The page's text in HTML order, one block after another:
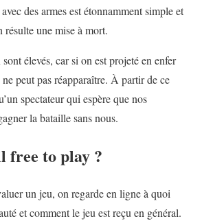
des armes est étonnamment simple et
résulte une mise à mort.
élevés, car si on est projeté en enfer
peut pas réapparaître. À partir de ce
spectateur qui espère que nos
la bataille sans nous.
free to play ?
un jeu, on regarde en ligne à quoi
et comment le jeu est reçu en général.